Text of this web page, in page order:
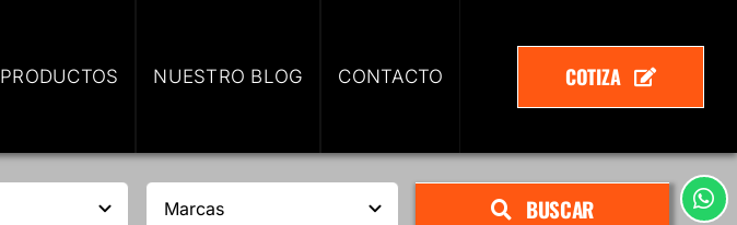
PRODUCTOS NUESTRO BLOG CONTACTO COTIZA
BUSCAR